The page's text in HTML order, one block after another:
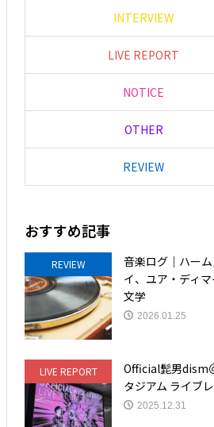
INTERVIEW
LIVE REPORT
NOTICE
OTHER
REVIEW
おすすめ記事
REVIEW
音楽ログ｜ハー
イ、ユア・ディ
文学
2026.01.25
LIVE REPORT
Official髭男dism
タジアム ライブ
2025.12.31